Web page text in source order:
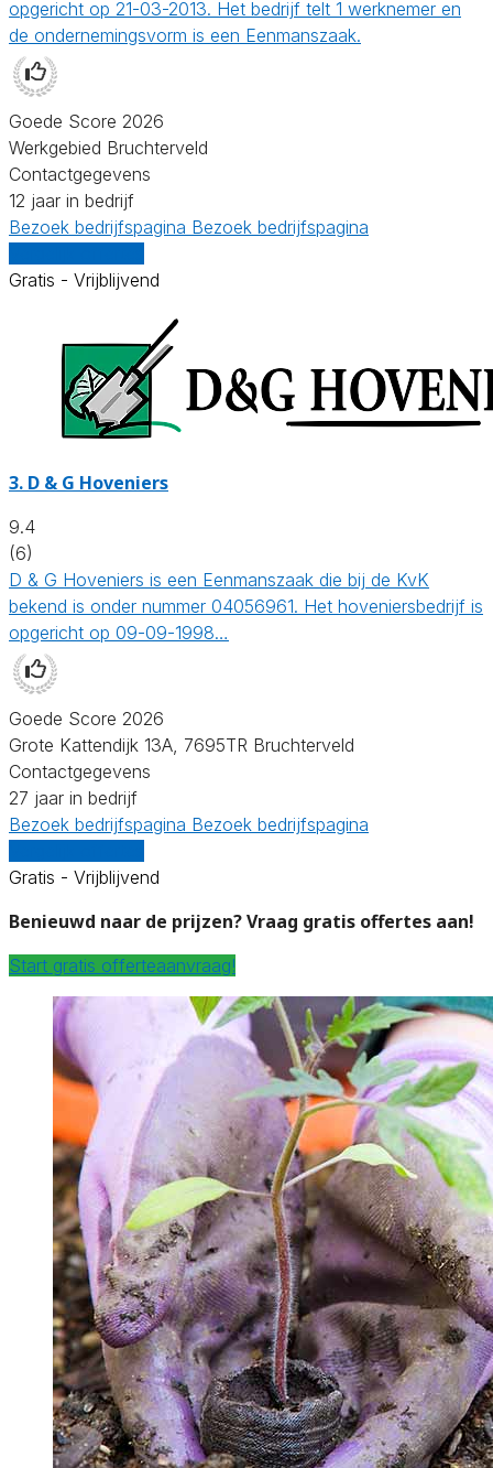
opgericht op 21-03-2013. Het bedrijf telt 1 werknemer en
de ondernemingsvorm is een Eenmanszaak.
Goede Score 2026
Werkgebied Bruchterveld
Contactgegevens
12 jaar in bedrijf
Bezoek bedrijfspagina Bezoek bedrijfspagina
Gratis - Vrijblijvend
3. D & G Hoveniers
9.4
(6)
D & G Hoveniers is een Eenmanszaak die bij de KvK
bekend is onder nummer 04056961. Het hoveniersbedrijf is
opgericht op 09-09-1998…
Goede Score 2026
Grote Kattendijk 13A, 7695TR Bruchterveld
Contactgegevens
27 jaar in bedrijf
Bezoek bedrijfspagina Bezoek bedrijfspagina
Gratis - Vrijblijvend
Benieuwd naar de prijzen? Vraag gratis offertes aan!
Start gratis offerteaanvraag!